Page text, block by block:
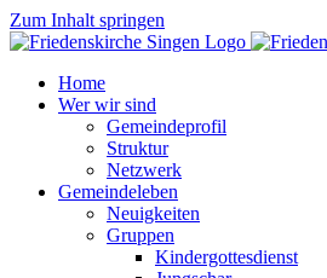
Zum Inhalt springen
Home
Wer wir sind
Gemeindeprofil
Struktur
Netzwerk
Gemeindeleben
Neuigkeiten
Gruppen
Kindergottesdienst